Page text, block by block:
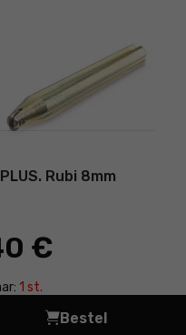
Rubi 8mm
€
1 st.
Bestel
Snijwiel PLUS.